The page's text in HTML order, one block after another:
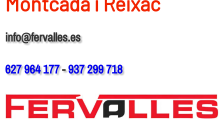
info@fervalles.es
627 964 177-937 299 718